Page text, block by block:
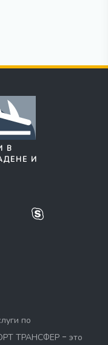
В
И
по
ТРАНСФЕР - это